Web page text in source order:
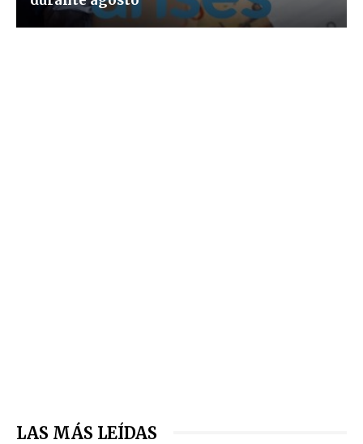
LAS MÁS LEÍDAS